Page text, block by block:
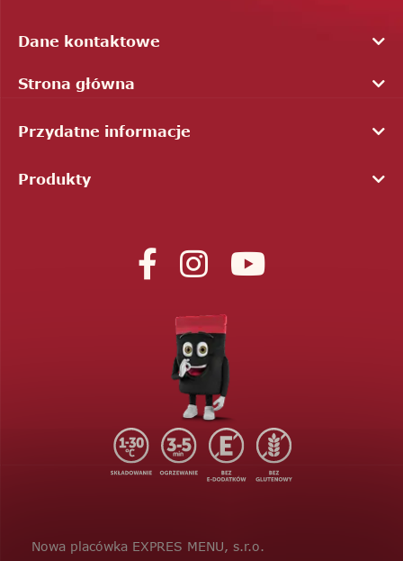
Dane kontaktowe
Strona główna
Przydatne informacje
Produkty
Nowa placówka EXPRES MENU, s.r.o.